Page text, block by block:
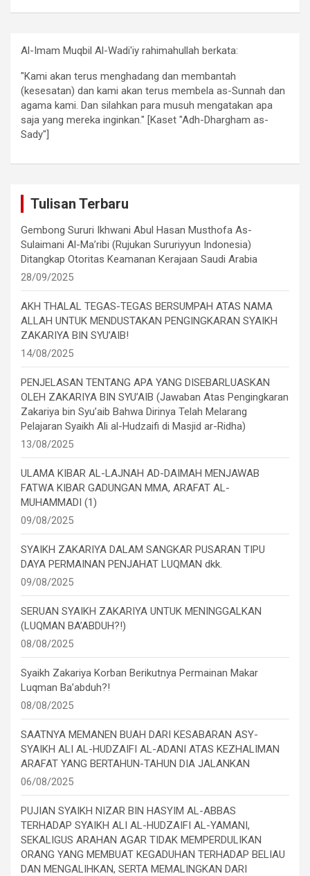
Al-Imam Muqbil Al-Wadi'iy rahimahullah berkata:
"Kami akan terus menghadang dan membantah
(kesesatan) dan kami akan terus membela as-Sunnah dan
agama kami. Dan silahkan para musuh mengatakan apa
saja yang mereka inginkan." [Kaset "Adh-Dhargham as-
Sady"]
Tulisan Terbaru
Gembong Sururi Ikhwani Abul Hasan Musthofa As-
Sulaimani Al-Ma’ribi (Rujukan Sururiyyun Indonesia)
Ditangkap Otoritas Keamanan Kerajaan Saudi Arabia
28/09/2025
AKH THALAL TEGAS-TEGAS BERSUMPAH ATAS NAMA
ALLAH UNTUK MENDUSTAKAN PENGINGKARAN SYAIKH
ZAKARIYA BIN SYU’AIB!
14/08/2025
PENJELASAN TENTANG APA YANG DISEBARLUASKAN
OLEH ZAKARIYA BIN SYU’AIB (Jawaban Atas Pengingkaran
Zakariya bin Syu’aib Bahwa Dirinya Telah Melarang
Pelajaran Syaikh Ali al-Hudzaifi di Masjid ar-Ridha)
13/08/2025
ULAMA KIBAR AL-LAJNAH AD-DAIMAH MENJAWAB
FATWA KIBAR GADUNGAN MMA, ARAFAT AL-
MUHAMMADI (1)
09/08/2025
SYAIKH ZAKARIYA DALAM SANGKAR PUSARAN TIPU
DAYA PERMAINAN PENJAHAT LUQMAN dkk.
09/08/2025
SERUAN SYAIKH ZAKARIYA UNTUK MENINGGALKAN
(LUQMAN BA’ABDUH?!)
08/08/2025
Syaikh Zakariya Korban Berikutnya Permainan Makar
Luqman Ba’abduh?!
08/08/2025
SAATNYA MEMANEN BUAH DARI KESABARAN ASY-
SYAIKH ALI AL-HUDZAIFI AL-ADANI ATAS KEZHALIMAN
ARAFAT YANG BERTAHUN-TAHUN DIA JALANKAN
06/08/2025
PUJIAN SYAIKH NIZAR BIN HASYIM AL-ABBAS
TERHADAP SYAIKH ALI AL-HUDZAIFI AL-YAMANI,
SEKALIGUS ARAHAN AGAR TIDAK MEMPERDULIKAN
ORANG YANG MEMBUAT KEGADUHAN TERHADAP BELIAU
DAN MENGALIHKAN, SERTA MEMALINGKAN DARI